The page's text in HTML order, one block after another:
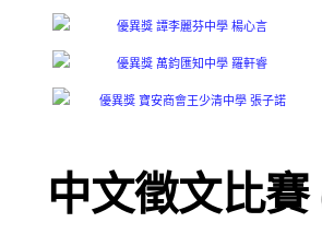
中文徵文比